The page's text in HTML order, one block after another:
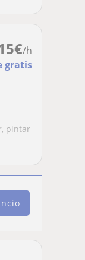
€/h
gratis
pintar